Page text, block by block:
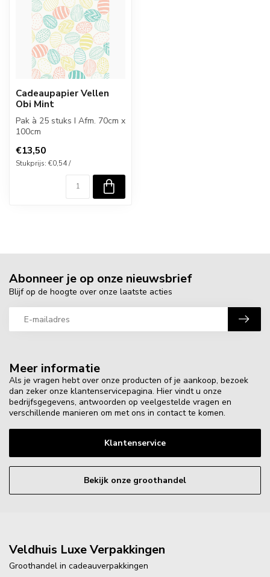
Cadeaupapier Vellen
Obi Mint
Pak à 25 stuks I Afm. 70cm x
100cm
€13,50
Stukprijs: €0,54 /
Meer informatie
Als je vragen hebt over onze producten of je aankoop, bezoek
dan zeker onze klantenservicepagina. Hier vindt u onze
bedrijfsgegevens, antwoorden op veelgestelde vragen en
verschillende manieren om met ons in contact te komen.
Klantenservice
Bekijk onze groothandel
Abonneer je op onze nieuwsbrief
Blijf op de hoogte over onze laatste acties
Veldhuis Luxe Verpakkingen
Groothandel in cadeauverpakkingen